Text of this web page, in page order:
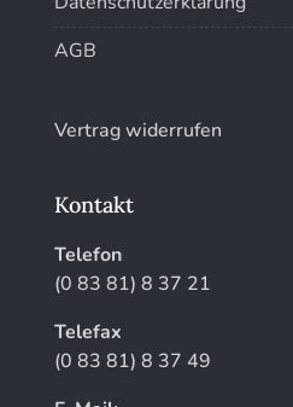
AGB
Vertrag widerrufen
Kontakt
Telefon
(0 83 81) 8 37 21
Telefax
(0 83 81) 8 37 49